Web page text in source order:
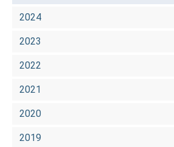
2024
2023
2022
2021
2020
2019